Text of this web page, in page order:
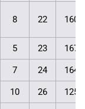
8 22
5 23
7 24
10 26